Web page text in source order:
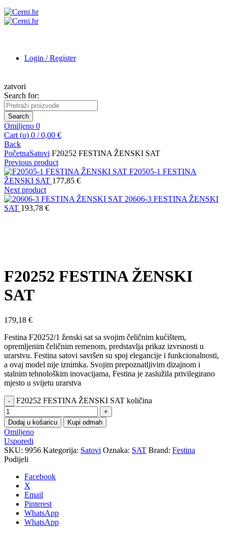
Login / Register
zatvori
Search for:
Search
Omiljeno 0
Cart (o) 0 / 0,00 €
Back
PočetnaSatovi F20252 FESTINA ŽENSKI SAT
Previous product
F20505-1 FESTINA
ŽENSKI SAT 177,85 €
Next product
20606-3 FESTINA ŽENSKI
SAT 193,78 €
F20252 FESTINA ŽENSKI
SAT
179,18 €
Festina F20252/1 ženski sat sa svojim čeličnim kućištem,
opremljenim čeličnim remenom, predstavlja prikaz izvrsnosti u
urarstvu. Festina satovi savršen su spoj elegancije i funkcionalnosti,
a ovaj model nije iznimka. Svojim prepoznatljivim dizajnom i
stalnim tehnološkim inovacijama, Festina je zaslužila privilegirano
mjesto u svijetu urarstva
F20252 FESTINA ŽENSKI SAT količina
Dodaj u košaricu Kupi odmah
Omiljeno
Usporedi
SKU: 9956 Kategorija: Satovi Oznaka: SAT Brand: Festina
Podijeli
Facebook
X
Email
Pinterest
WhatsApp
WhatsApp